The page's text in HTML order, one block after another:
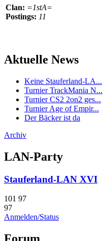
Clan: =1stA=
Postings: 11
Aktuelle News
Keine Stauferland-LA...
Turnier TrackMania N...
Turnier CS2 2on2 ges...
Turnier Age of Empir...
Der Bäcker ist da
Archiv
LAN-Party
Stauferland-LAN XVI
101 97
97
Anmelden/Status